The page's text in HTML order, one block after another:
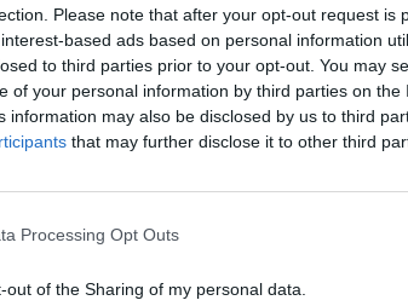
Please note that after your opt-out request is
based ads based on personal information
to third parties prior to your opt-out. You may
of your personal information by third parties on the
information may also be disclosed by us to third
that may further disclose it to other third
Processing Opt Outs
out of the Sharing of my personal data.